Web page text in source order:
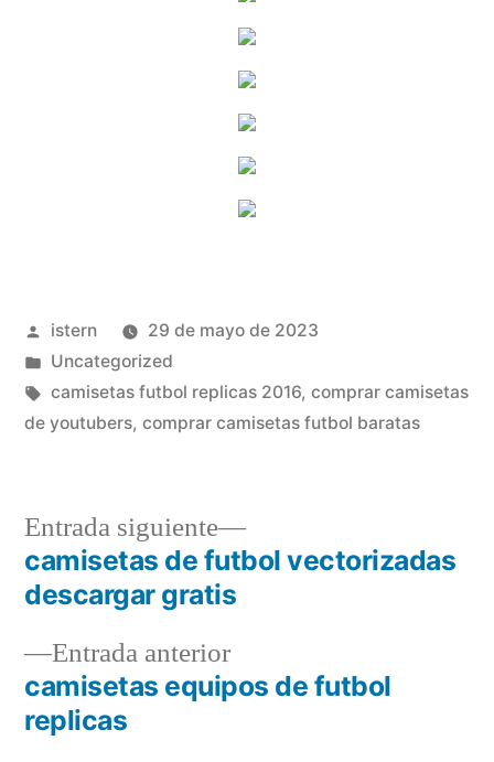
Publicado
por
istern
29 de mayo de 2023
Publicado
en
Uncategorized
Etiquetas:
camisetas futbol replicas 2016, comprar camisetas
de youtubers, comprar camisetas futbol baratas
Navegación
entradas
Entrada anteriorEntrada
anterior:
camisetas equipos de futbol
replicas
Entrada siguiente
Entrada
siguiente:
camisetas de futbol vectorizadas
descargar gratis